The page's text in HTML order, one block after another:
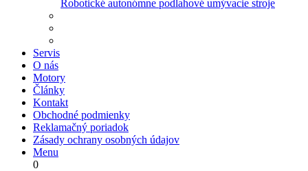
Robotické autonómne podlahové umývacie stroje
Servis
O nás
Motory
Články
Kontakt
Obchodné podmienky
Reklamačný poriadok
Zásady ochrany osobných údajov
Menu
0